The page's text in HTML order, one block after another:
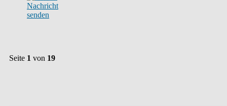
Seite 1 von 19